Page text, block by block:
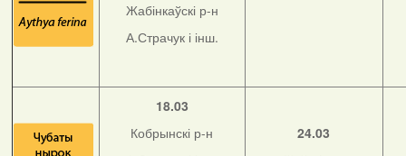
Жабінкаўскі р-н
А.Страчук і інш.
18.03
Кобрынскі р-н
24.03